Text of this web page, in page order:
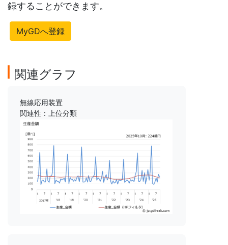
録することができます。
MyGDへ登録
関連グラフ
無線応用装置
関連性：上位分類